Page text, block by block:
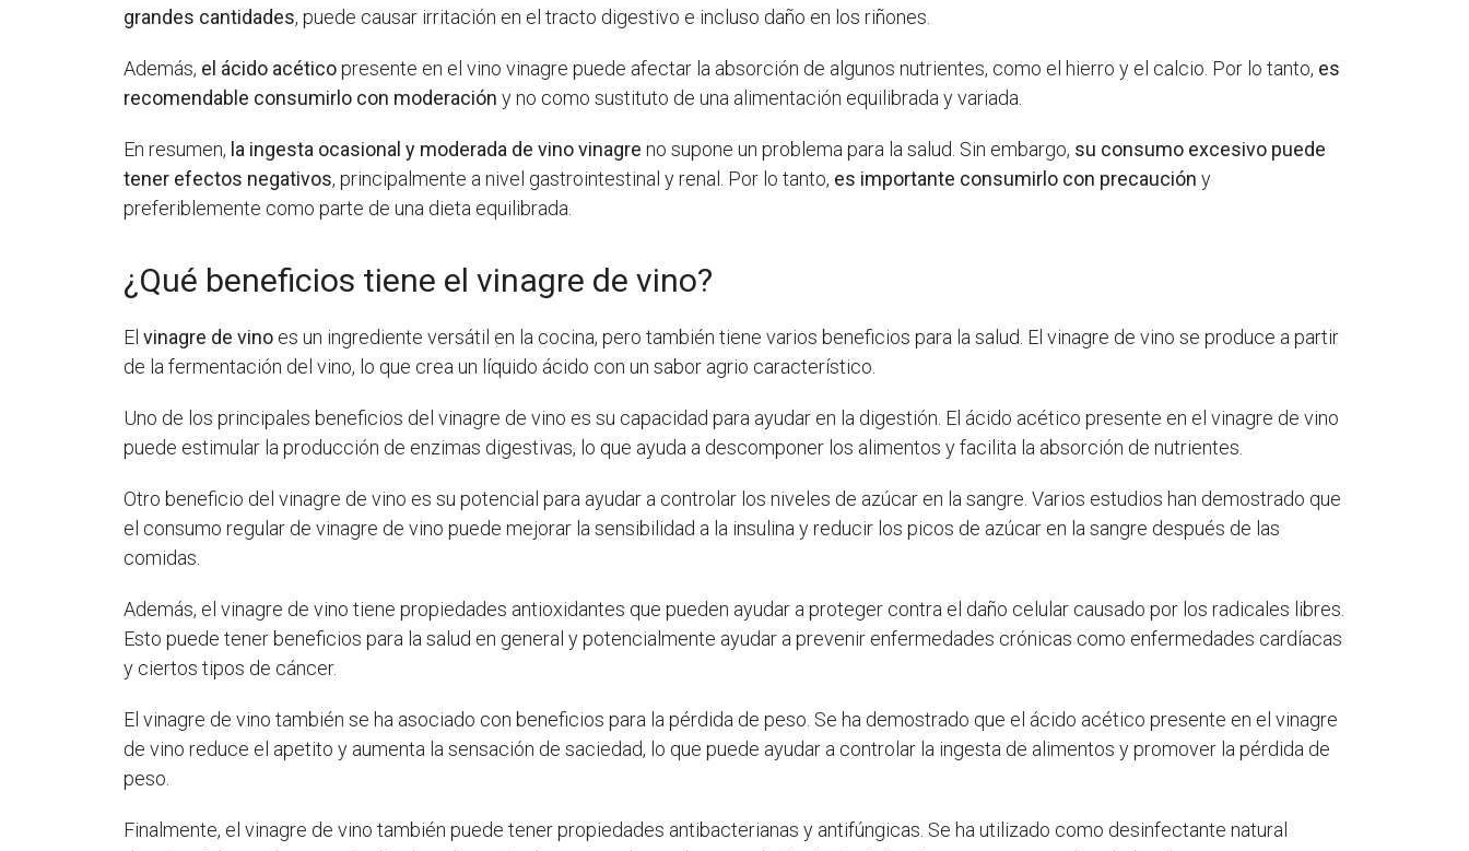
grandes cantidades, puede causar irritación en el tracto digestivo e incluso daño en los riñones.
Además, el ácido acéticopresente en el vino vinagre puede afectar la absorción de algunos nutrientes, como el hierro y el calcio. Por lo tanto, es
recomendable consumirlo con moderación y no como sustituto de una alimentación equilibrada y variada.
En resumen, la ingesta ocasional y moderada de vino vinagre no supone un problema para la salud. Sin embargo, su consumo excesivo puede
tener efectos negativos, principalmente a nivel gastrointestinal y renal. Por lo tanto, es importante consumirlo con precaución y
preferiblemente como parte de una dieta equilibrada.
¿Qué beneficios tiene el vinagre de vino?
Elvinagre de vino es un ingrediente versátil en la cocina, pero también tiene varios beneficios para la salud. El vinagre de vino se produce a partir
de la fermentación del vino, lo que crea un líquido ácido con un sabor agrio característico.
Uno de los principales beneficios del vinagre de vino es su capacidad para ayudar en la digestión. El ácido acético presente en el vinagre de vino
puede estimular la producción de enzimas digestivas, lo que ayuda a descomponer los alimentos y facilita la absorción de nutrientes.
Otro beneficio del vinagre de vino es su potencial para ayudar a controlar los niveles de azúcar en la sangre. Varios estudios han demostrado que
el consumo regular de vinagre de vino puede mejorar la sensibilidad a la insulina y reducir los picos de azúcar en la sangre después de las
comidas.
Además, el vinagre de vino tiene propiedades antioxidantes que pueden ayudar a proteger contra el daño celular causado por los radicales libres.
Esto puede tener beneficios para la salud en general y potencialmente ayudar a prevenir enfermedades crónicas como enfermedades cardíacas
y ciertos tipos de cáncer.
El vinagre de vino también se ha asociado con beneficios para la pérdida de peso. Se ha demostrado que el ácido acético presente en el vinagre
de vino reduce el apetito y aumenta la sensación de saciedad, lo que puede ayudar a controlar la ingesta de alimentos y promover la pérdida de
peso.
Finalmente, el vinagre de vino también puede tener propiedades antibacterianas y antifúngicas. Se ha utilizado como desinfectante natural